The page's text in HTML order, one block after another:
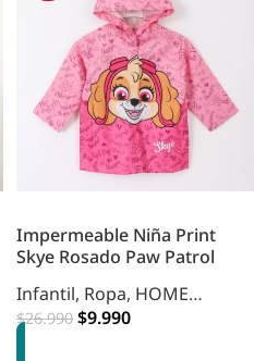
Impermeable Niña Print
Skye Rosado Paw Patrol
Infantil, Ropa, HOME
INFANTIL
$26.990 $9.990